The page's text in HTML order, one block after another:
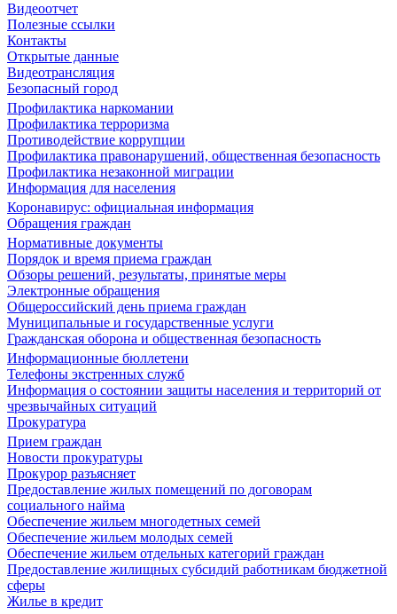
Видеоотчет
Полезные ссылки
Контакты
Открытые данные
Видеотрансляция
Безопасный город
Профилактика наркомании
Профилактика терроризма
Противодействие коррупции
Профилактика правонарушений, общественная безопасность
Профилактика незаконной миграции
Информация для населения
Коронавирус: официальная информация
Обращения граждан
Нормативные документы
Порядок и время приема граждан
Обзоры решений, результаты, принятые меры
Электронные обращения
Общероссийский день приема граждан
Муниципальные и государственные услуги
Гражданская оборона и общественная безопасность
Информационные бюллетени
Телефоны экстренных служб
Информация о состоянии защиты населения и территорий от
чрезвычайных ситуаций
Прокуратура
Прием граждан
Новости прокуратуры
Прокурор разъясняет
Предоставление жилых помещений по договорам
социального найма
Обеспечение жильем многодетных семей
Обеспечение жильем молодых семей
Обеспечение жильем отдельных категорий граждан
Предоставление жилищных субсидий работникам бюджетной
сферы
Жилье в кредит